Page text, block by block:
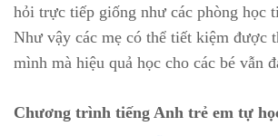
hỏi trực tiếp giống như các phòng học
Như vậy các mẹ có thể tiết kiệm được
mình mà hiệu quả học cho các bé vẫn
Chương trình tiếng Anh trẻ em tự